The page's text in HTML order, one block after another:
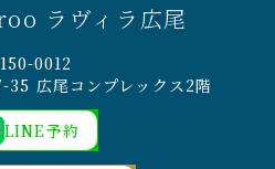
ラヴィラ広尾
0012
35 広尾コンプレックス2階
LINE予約